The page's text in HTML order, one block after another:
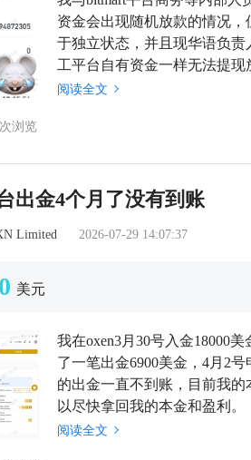
资金会出现随机放款的情况
于独立状态，并且现华语负
工平台自有资金一样无法提
上，平台对此并未给用户通
阅读全文
浏览
出金4个月了没有到账
Limited 2026-07-29 14:07:37
美元
我在oxen3月30号入金18000
了一笔出金6900美金，4月2
的出金一直不到账，目前我
以尽快拿回我的本金和盈利。
阅读全文